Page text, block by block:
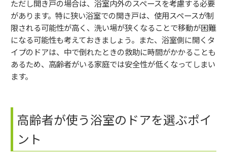
ただし開き戸の場合は、浴室内外のスペースを考慮する必要
があります。特に狭い浴室での開き戸は、使用スペースが制
限される可能性が高く、洗い場が狭くなることで移動が困難
になる可能性も考えておきましょう。また、浴室側に開くタ
イプのドアは、中で倒れたときの救助に時間がかかることも
あるため、高齢者がいる家庭では安全性が低くなってしまい
ます。
高齢者が使う浴室のドアを選ぶポイ
ント